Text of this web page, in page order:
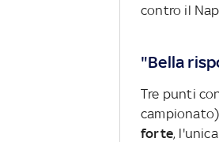
contro il
"Bella
Tre punti
forte,